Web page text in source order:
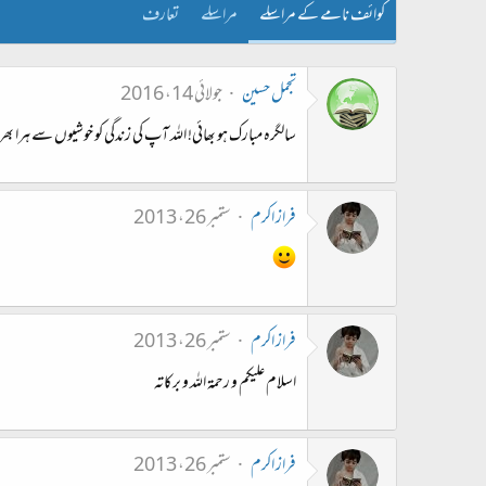
کوائف نامے کے مراسلے مراسلے تعارف
تجمل حسین
جولائی 14، 2016
سالگرہ مبارک ہو بھائی! اللہ آپ کی زندگی کو خوشیوں سے ہرا
فراز اکرم ستمبر 26، 2013
فراز اکرم
ستمبر 26، 2013
اسلام عليكم و رحمة الله و بركاته
فراز اکرم ستمبر 26، 2013